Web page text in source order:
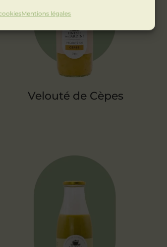
Mentions légales
Velouté de Cèpes